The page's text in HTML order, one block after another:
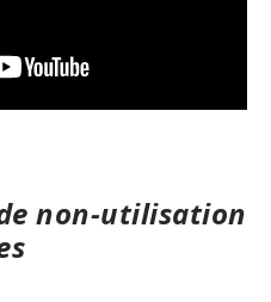
non-utilisation